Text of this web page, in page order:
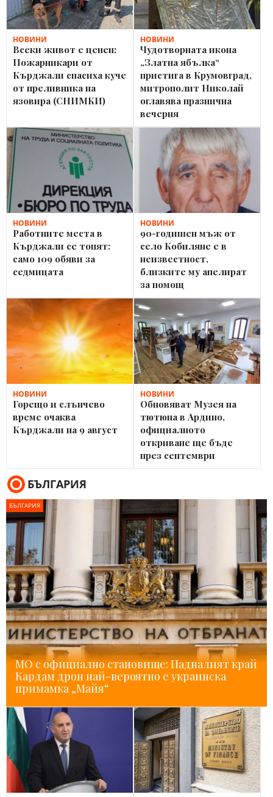
НОВИНИ
Всеки живот е ценен:
Пожарникари от
Кърджали спасиха куче
от преливника на
язовира (СНИМКИ)
НОВИНИ
Чудотворната икона
„Златна ябълка“
пристига в Крумовград,
митрополит Николай
оглавява празнична
вечерня
НОВИНИ
Работните места в
Кърджали се топят:
само 109 обяви за
седмицата
НОВИНИ
90-годишен мъж от
село Кобиляне е в
неизвестност,
близките му апелират
за помощ
НОВИНИ
Горещо и слънчево
време очаква
Кърджали на 9 август
НОВИНИ
Обновяват Музея на
тютюна в Ардино,
официалното
откриване ще бъде
през септември
БЪЛГАРИЯ
БЪЛГАРИЯ
МО с официално становище: Падналият край
Кардам дрон най-вероятно е украинска
примамка „Майя“